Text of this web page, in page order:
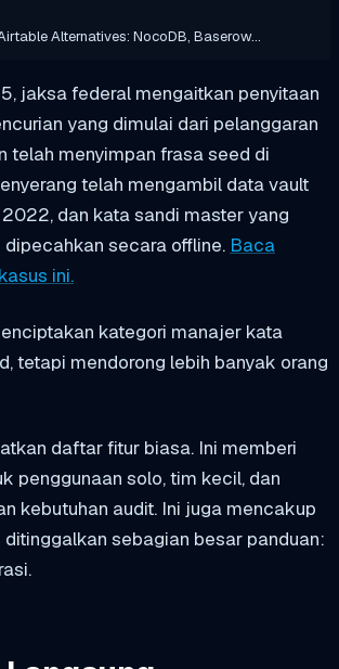
Alternatives: NocoDB, Baserow…
jaksa federal mengaitkan penyitaan
yang dimulai dari pelanggaran
telah menyimpan frasa seed di
telah mengambil data vault
dan kata sandi master yang
secara offline. Baca
ini.
kategori manajer kata
tetapi mendorong lebih banyak orang
daftar fitur biasa. Ini memberi
penggunaan solo, tim kecil, dan
kebutuhan audit. Ini juga mencakup
sebagian besar panduan: